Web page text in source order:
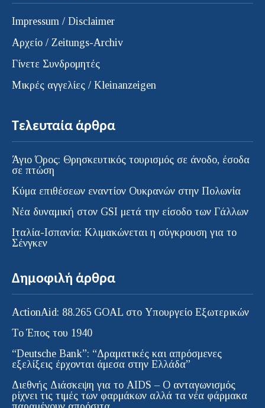
Impressum / Disclaimer
Αρχείο / Zeitungs-Archiv
Γίνετε Συνδρομητές
Μικρές αγγελίες / Kleinanzeigen
Τελευταία άρθρα
Άγιο Όρος: Θρησκευτικός τουρισμός σε άνοδο, έσοδα
σε πτώση
Κύμα επιθέσεων εναντίον Ουκρανών στην Πολωνία
Νέα δυναμική στον GSI μετά την είσοδο των Γάλλων
Ιταλία-Ισπανία: Κλιμακώνεται η σύγκρουση για το
Σένγκεν
Δημοφιλή άρθρα
ActionAid: 88.265 GOAL στο Υπουργείο Εξωτερικών
Το Έπος του 1940
“Deutsche Bank”: “Δραματικές και απρόσμενες
εξελίξεις έρχονται άμεσα στην Ελλάδα”
Διεθνής Διάσκεψη για το AIDS – Ο ανταγωνισμός
ρίχνει τις τιμές των φαρμάκων αλλά τα νέα φάρμακα